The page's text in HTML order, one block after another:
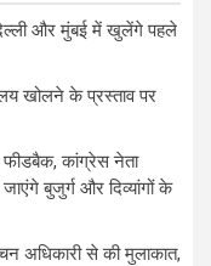
और मुंबई में खुलेंगे पहले
खोलने के प्रस्ताव पर
कांग्रेस नेता
जाएंगे बुजुर्ग और दिव्यांगों के
अधिकारी से की मुलाकात,